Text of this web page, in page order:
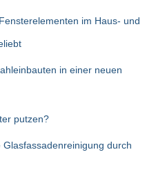
im Haus- und
in einer neuen
putzen?
durch